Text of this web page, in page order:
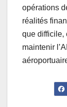
opérations
réalités
que difficile,
maintenir